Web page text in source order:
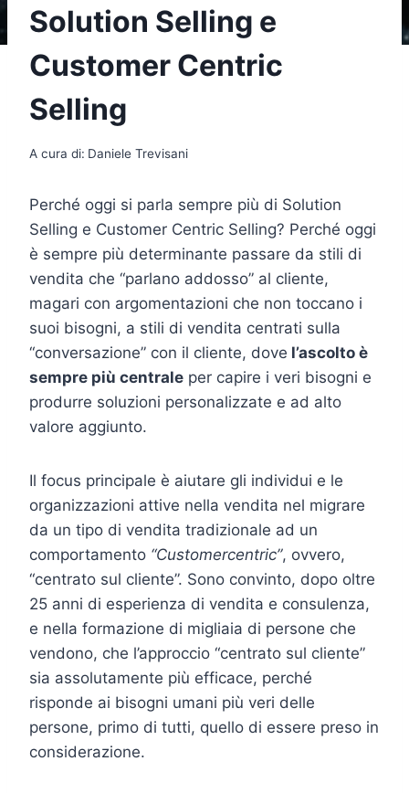
Solution Selling e
Customer Centric
Selling
A cura di: Daniele Trevisani
Perché oggi si parla sempre più di Solution
Selling e Customer Centric Selling? Perché oggi
è sempre più determinante passare da stili di
vendita che “parlano addosso” al cliente,
magari con argomentazioni che non toccano i
suoi bisogni, a stili di vendita centrati sulla
“conversazione” con il cliente, dove l’ascolto è
sempre più centrale per capire i veri bisogni e
produrre soluzioni personalizzate e ad alto
valore aggiunto.
Il focus principale è aiutare gli individui e le
organizzazioni attive nella vendita nel migrare
da un tipo di vendita tradizionale ad un
comportamento “Customercentric”, ovvero,
“centrato sul cliente”. Sono convinto, dopo oltre
25 anni di esperienza di vendita e consulenza,
e nella formazione di migliaia di persone che
vendono, che l’approccio “centrato sul cliente”
sia assolutamente più efficace, perché
risponde ai bisogni umani più veri delle
persone, primo di tutti, quello di essere preso in
considerazione.